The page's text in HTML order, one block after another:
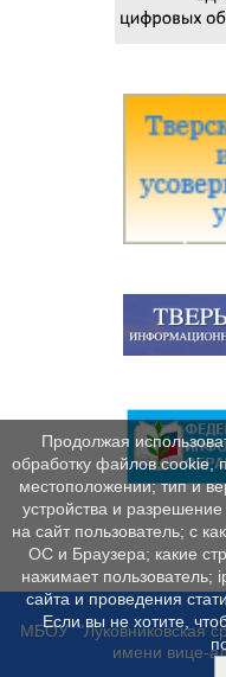
МБОУ "Луковниковская
имени вице-
Продолжая
обработку файлов cookie,
местоположении; тип и
устройства и
на сайт пользователь; с
ОС и Браузера; какие
нажимает пользователь;
сайта и проведения
Если вы не хотите,